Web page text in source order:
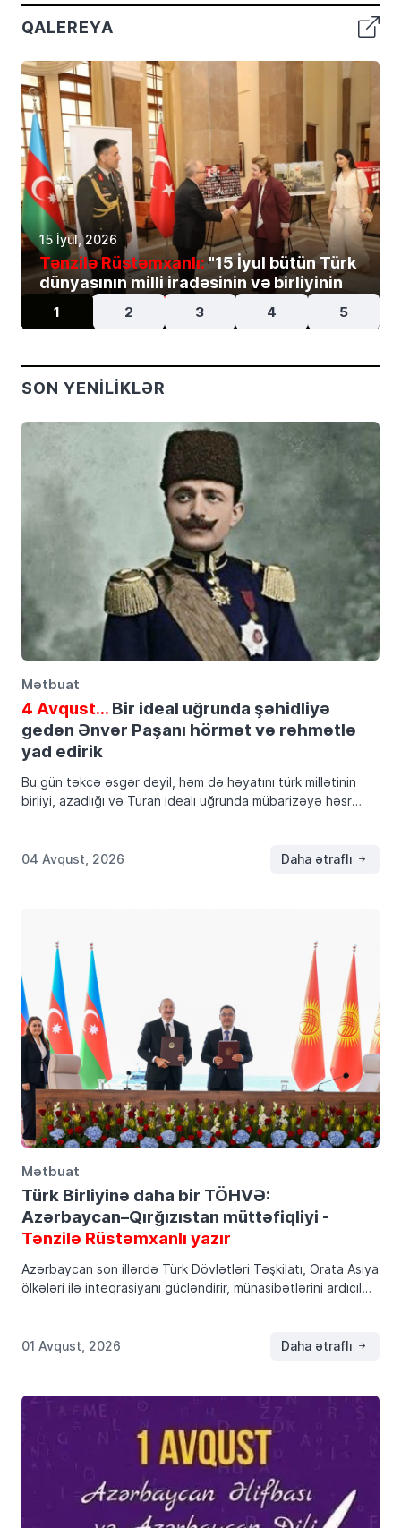
QALEREYA
15 İyul, 2026
Tənzilə Rüstəmxanlı:"15 İyul bütün Türk
dünyasının milli iradəsinin və birliyinin
rəmzidir" -FOTOLAR
1 2 3 4 5
SON YENILIKLƏR
Mətbuat
4 Avqust…Bir ideal uğrunda şəhidliyə
gedən Ənvər Paşanı hörmət və rəhmətlə
yad edirik
Bu gün təkcə əsgər deyil, həm də həyatını türk millətinin
birliyi, azadlığı və Turan idealı uğrunda mübarizəyə həsr
04 Avqust, 2026
Daha ətraflı
Mətbuat
Türk Birliyinə daha bir TÖHVƏ:
Azərbaycan–Qırğızıstan müttəfiqliyi -
Tənzilə Rüstəmxanlı yazır
Azərbaycan son illərdə Türk Dövlətləri Təşkilatı, Orata Asiya
ölkələri ilə inteqrasiyanı gücləndirir, münasibətlərini ardıcıl
formatlarda sürətlə […]
01 Avqust, 2026 Daha ətraflı